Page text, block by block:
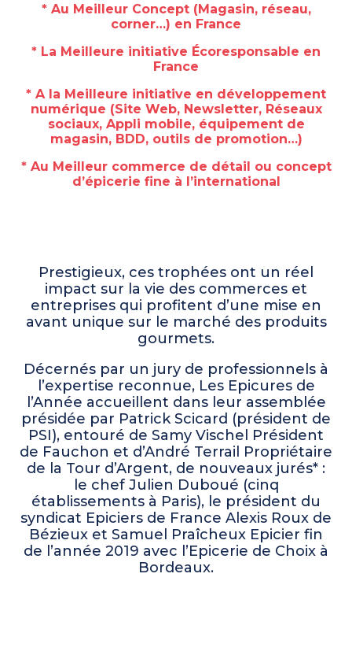
* Au Meilleur Concept (Magasin, réseau,
corner…) en France
* La Meilleure initiative Écoresponsable en
France
* A la Meilleure initiative en développement
numérique (Site Web, Newsletter, Réseaux
sociaux, Appli mobile, équipement de
magasin, BDD, outils de promotion…)
* Au Meilleur commerce de détail ou concept
d’épicerie fine à l’international
Prestigieux, ces trophées ont un réel
impact sur la vie des commerces et
entreprises qui profitent d’une mise en
avant unique sur le marché des produits
gourmets.
Décernés par un jury de professionnels à
l’expertise reconnue, Les Epicures de
l’Année accueillent dans leur assemblée
présidée par Patrick Scicard (président de
PSI), entouré de Samy Vischel Président
de Fauchon et d’André Terrail Propriétaire
de la Tour d’Argent, de nouveaux jurés* :
le chef Julien Duboué (cinq
établissements à Paris), le président du
syndicat Epiciers de France Alexis Roux de
Bézieux et Samuel Praîcheux Epicier fin
de l’année 2019 avec l’Epicerie de Choix à
Bordeaux.